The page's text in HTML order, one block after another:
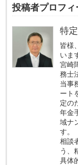
投稿者プロフィ
特
皆様
いま
宮崎
務士
当事
ート
定の
年金
域ナ
す。
相談
う、
具体